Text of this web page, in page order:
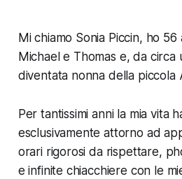
Mi chiamo Sonia Piccin, ho
Michael e Thomas e, da circa
diventata nonna della piccola
Per tantissimi anni la mia vita
esclusivamente attorno ad
orari rigorosi da rispettare,
e infinite chiacchiere con le